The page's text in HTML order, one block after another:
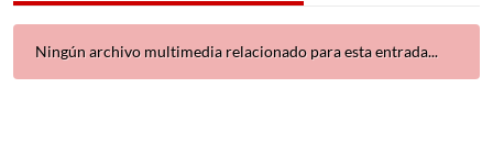
Ningún archivo multimedia relacionado para esta entrada...